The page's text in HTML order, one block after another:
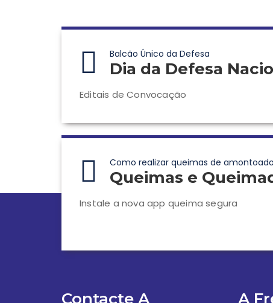
Balcão Único da Defesa
Dia da Defesa
Editais de Convocação
Como realizar queimas de
Queimas e
Instale a nova app queima segura
Contacte A A